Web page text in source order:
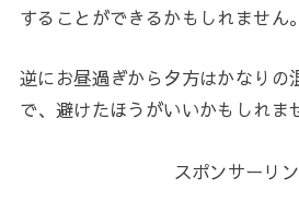
することができるかもしれません。
逆にお昼過ぎから夕方はかなりの
で、避けたほうがいいかもしれま
スポンサーリ